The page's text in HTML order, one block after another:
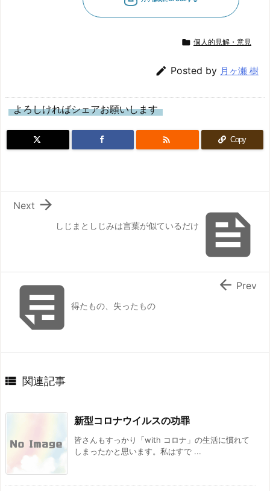
 個人的見解・意見
 Posted by 月ヶ瀬 樹
よろしければシェアお願いします
 Copy

しじまとしじみは言葉が似ているだけ

Next
得たもの、失ったもの
 Prev
 関連記事
新型コロナウイルスの功罪
皆さんもすっかり「with コロナ」の生活に慣れて
しまったかと思います。私はすで ...